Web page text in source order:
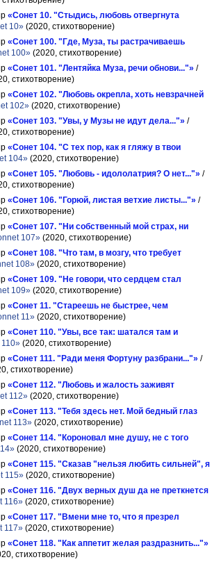
«Сонет 10. "Стыдись, любовь отвергнута
10» (2020, стихотворение)
«Сонет 100. "Где, Муза, ты растрачиваешь
100» (2020, стихотворение)
«Сонет 101. "Лентяйка Муза, речи обнови..."» /
стихотворение)
«Сонет 102. "Любовь окрепла, хоть невзрачней
102» (2020, стихотворение)
«Сонет 103. "Увы, у Музы не идут дела..."» /
стихотворение)
«Сонет 104. "С тех пор, как я гляжу в твои
104» (2020, стихотворение)
«Сонет 105. "Любовь - идололатрия? О нет..."» /
стихотворение)
«Сонет 106. "Горюй, листая ветхие листы..."» /
стихотворение)
«Сонет 107. "Ни собственный мой страх, ни
107» (2020, стихотворение)
«Сонет 108. "Что там, в мозгу, что требует
108» (2020, стихотворение)
«Сонет 109. "Не говори, что сердцем стал
109» (2020, стихотворение)
«Сонет 11. "Стареешь не быстрее, чем
11» (2020, стихотворение)
«Сонет 110. "Увы, все так: шатался там и
(2020, стихотворение)
«Сонет 111. "Ради меня Фортуну разбрани..."» /
стихотворение)
«Сонет 112. "Любовь и жалость заживят
112» (2020, стихотворение)
«Сонет 113. "Тебя здесь нет. Мой бедный глаз
113» (2020, стихотворение)
«Сонет 114. "Короновал мне душу, не с того
(2020, стихотворение)
«Сонет 115. "Сказав "нельзя любить сильней", я
115» (2020, стихотворение)
«Сонет 116. "Двух верных душ да не преткнется
116» (2020, стихотворение)
«Сонет 117. "Вмени мне то, что я презрел
117» (2020, стихотворение)
«Сонет 118. "Как аппетит желая раздразнить..."»
стихотворение)